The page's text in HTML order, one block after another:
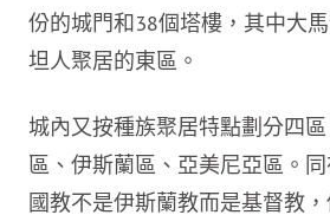
份的城門和38個塔樓，其中大
坦人聚居的東區。
城內又按種族聚居特點劃分四
區、伊斯蘭區、亞美尼亞區。
國教不是伊斯蘭教而是基督教